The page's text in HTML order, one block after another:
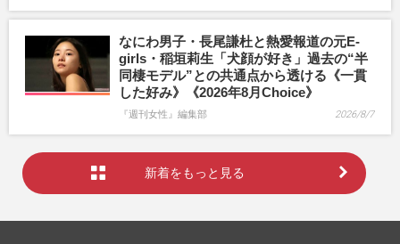
なにわ男子・長尾謙杜と熱愛報道の元E-
girls・稲垣莉生「犬顔が好き」過去の“半
同棲モデル”との共通点から透ける《一貫
した好み》《2026年8月Choice》
『週刊女性』編集部 2026/8/7
新着をもっと見る